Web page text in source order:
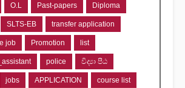
O.L Past-papers Diploma
SLTS-EB transfer application
job Promotion list
police විද්‍යා පීඨ
jobs APPLICATION course list